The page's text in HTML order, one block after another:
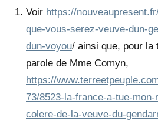
Voir https://
que-vous-serez-veuve-dun-
dun-voyou/ ainsi que, pour la
parole de Mme Comyn,
https://
73/8523-la-france-a-tue-
colere-de-la-veuve-du-